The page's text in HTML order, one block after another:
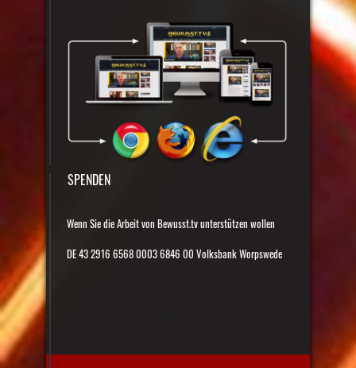
SPENDEN
Wenn Sie die Arbeit von Bewusst.tv unterstützen wollen
DE 43 2916 6568 0003 6846 00 Volksbank Worpswede